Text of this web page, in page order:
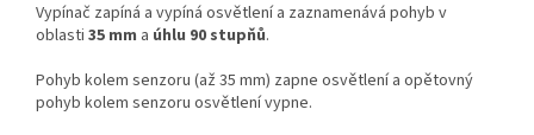
Vypínač zapíná a vypíná osvětlení a zaznamenává pohyb v
oblasti 35 mm a úhlu 90 stupňů.
Pohyb kolem senzoru (až 35 mm) zapne osvětlení a opětovný
pohyb kolem senzoru osvětlení vypne.